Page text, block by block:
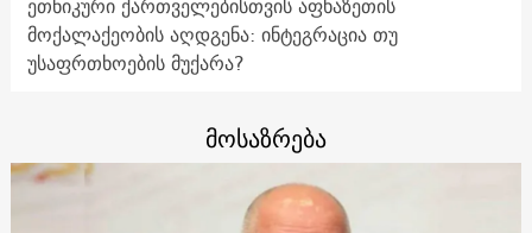
მოქალაქეობის აღდგენა: ინტეგრაცია თუ
უსაფრთხოების მუქარა?
მოსაზრება